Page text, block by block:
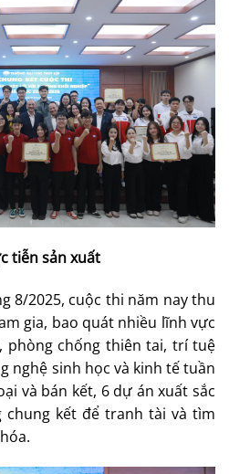
tiễn sản xuất
8/2025, cuộc thi năm nay thu
gia, bao quát nhiều lĩnh vực
phòng chống thiên tai, trí tuệ
nghệ sinh học và kinh tế tuần
và bán kết, 6 dự án xuất sắc
kết để tranh tài và tìm